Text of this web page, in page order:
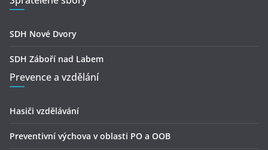
SDH Nové Dvory
SDH Záboří nad Labem
Prevence a vzdělání
Hasiči vzdělávání
Preventivní výchova v oblasti PO a OOB